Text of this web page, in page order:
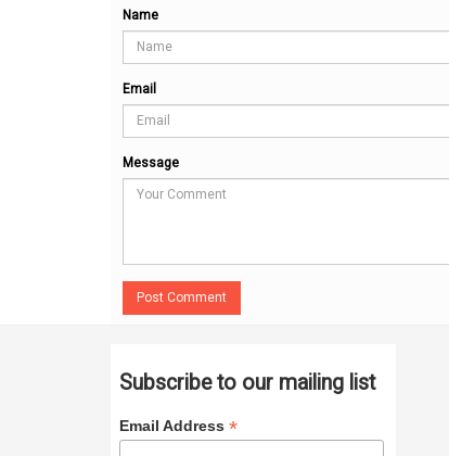
Name
Email
Message
Post Comment
Subscribe to our mailing list
Email Address *